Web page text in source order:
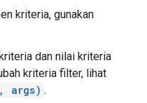
kriteria, gunakan
dan nilai kriteria
kriteria filter, lihat
args) .